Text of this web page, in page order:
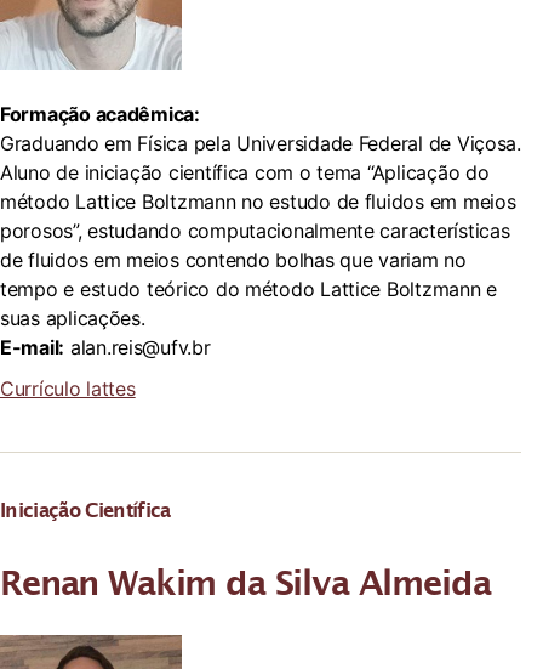
Formação acadêmica:
Graduando em Física pela Universidade Federal de Viçosa.
Aluno de iniciação científica com o tema “Aplicação do
método Lattice Boltzmann no estudo de fluidos em meios
porosos”, estudando computacionalmente características
de fluidos em meios contendo bolhas que variam no
tempo e estudo teórico do método Lattice Boltzmann e
suas aplicações.
E-mail: alan.reis@ufv.br
Currículo lattes
Iniciação Científica
Renan Wakim da Silva Almeida